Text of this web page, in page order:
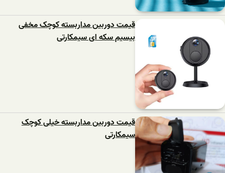
قیمت دوربین مداربسته کوچک مخفی
بیسیم سکه ای سیمکارتی
قیمت دوربین مداربسته خیلی کوچک
سیمکارتی